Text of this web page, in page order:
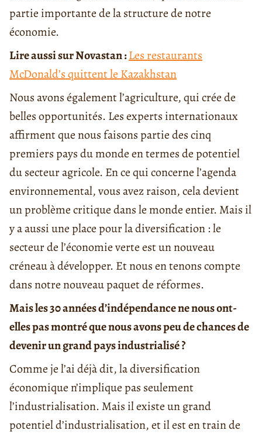
partie importante de la structure de notre
économie.
Lire aussi sur Novastan :Les restaurants
McDonald’s quittent le Kazakhstan
Nous avons également l’agriculture, qui crée de
belles opportunités. Les experts internationaux
affirment que nous faisons partie des cinq
premiers pays du monde en termes de potentiel
du secteur agricole. En ce qui concerne l’agenda
environnemental, vous avez raison, cela devient
un problème critique dans le monde entier. Mais il
y a aussi une place pour la diversification : le
secteur de l’économie verte est un nouveau
créneau à développer. Et nous en tenons compte
dans notre nouveau paquet de réformes.
Mais les 30 années d’indépendance ne nous ont-
elles pas montré que nous avons peu de chances de
devenir un grand pays industrialisé ?
Comme je l’ai déjà dit, la diversification
économique n’implique pas seulement
l’industrialisation. Mais il existe un grand
potentiel d’industrialisation, et il est en train de